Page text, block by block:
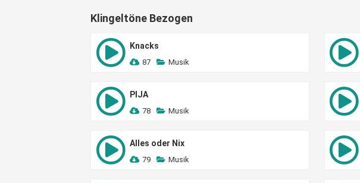
Klingeltöne Bezogen
Knacks
87 Musik
PIJA
78 Musik
Alles oder Nix
79 Musik